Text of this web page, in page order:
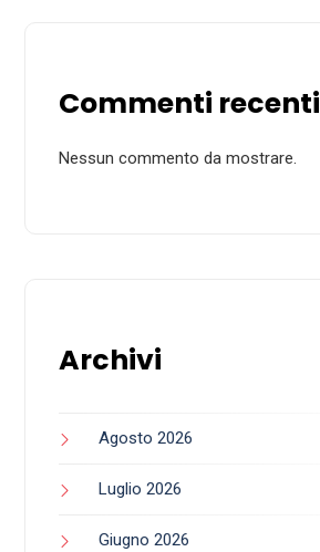
Commenti recenti
Nessun commento da mostrare.
Archivi
Agosto 2026
Luglio 2026
Giugno 2026